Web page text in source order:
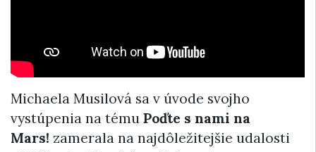
Michaela Musilová sa v úvode svojho
vystúpenia na tému Poďte s nami na
Mars! zamerala na najdôležitejšie udalosti